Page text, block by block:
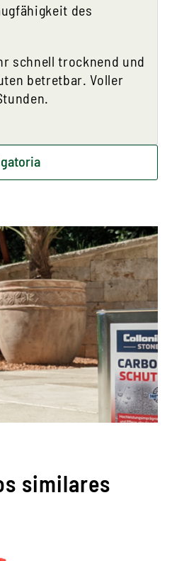
des
schnell trocknend und
betretbar. Voller
similares